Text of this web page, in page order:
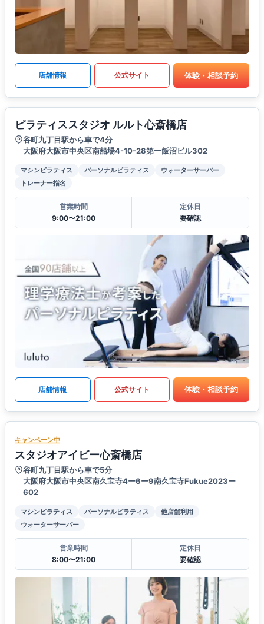
店舗情報 公式サイト 体験・相談予約
ピラティススタジオ ルルト心斎橋店
谷町九丁目駅から車で4分
大阪府大阪市中央区南船場4-10-28第一飯沼ビル302
マシンピラティス パーソナルピラティス
ウォーターサーバー
トレーナー指名
営業時間
9:00〜21:00
定休日
要確認
店舗情報 公式サイト 体験・相談予約
キャンペーン中
スタジオアイビー心斎橋店
谷町九丁目駅から車で5分
大阪府大阪市中央区南久宝寺4ー6ー9南久宝寺Fukue2023ー
602
マシンピラティス パーソナルピラティス
他店舗利用
ウォーターサーバー
営業時間
8:00〜21:00
定休日
要確認